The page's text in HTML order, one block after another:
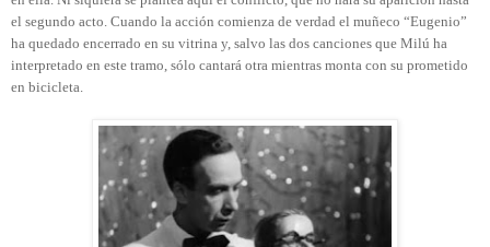
el segundo acto. Cuando la acción comienza de verdad el muñeco “Eugenio”
ha quedado encerrado en su vitrina y, salvo las dos canciones que Milú ha
interpretado en este tramo, sólo cantará otra mientras monta con su prometido
en bicicleta.